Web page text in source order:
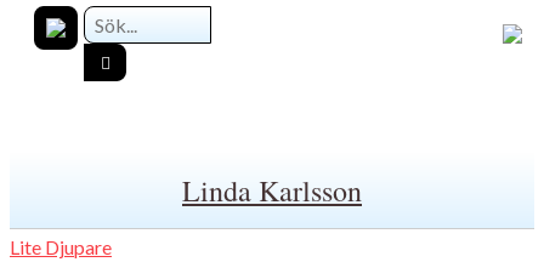
Linda Karlsson
Lite Djupare